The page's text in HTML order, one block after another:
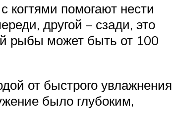
помогают нести
другой – сзади, это
рыбы может быть от 100
от быстрого увлажнения
было глубоким,